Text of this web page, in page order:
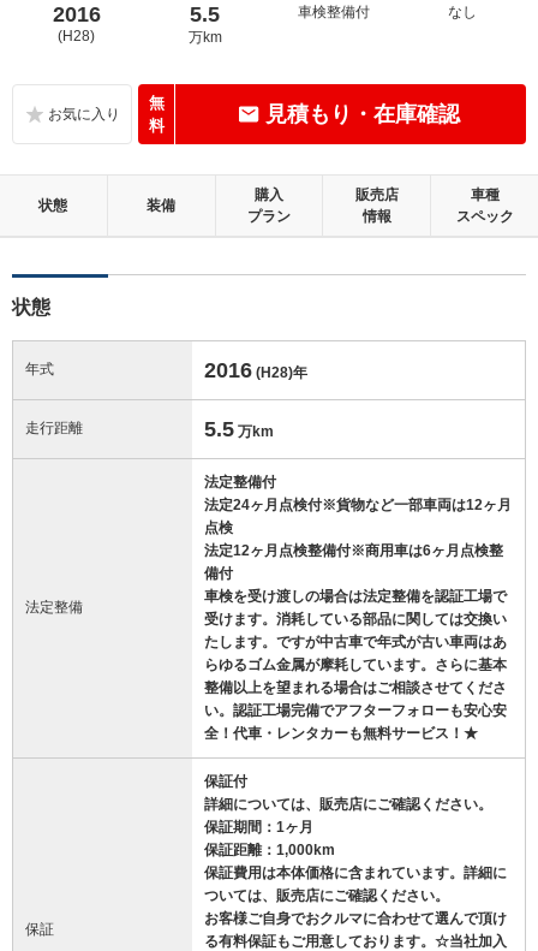
2016
(H28)
5.5
万km
車検整備付
なし
無
料
見積もり・在庫確認
状態 装備
購入
プラン
販売店
情報
車種
スペック
状態
年式 2016 (H28)年
走行距離 5.5 万km
法定整備
法定整備付
法定24ヶ月点検付※貨物など一部車両は12ヶ月
点検
法定12ヶ月点検整備付※商用車は6ヶ月点検整
備付
車検を受け渡しの場合は法定整備を認証工場で
受けます。消耗している部品に関しては交換い
たします。ですが中古車で年式が古い車両はあ
らゆるゴム金属が摩耗しています。さらに基本
整備以上を望まれる場合はご相談させてくださ
い。認証工場完備でアフターフォローも安心安
全！代車・レンタカーも無料サービス！★
保証
保証付
詳細については、販売店にご確認ください。
保証期間：1ヶ月
保証距離：1,000km
保証費用は本体価格に含まれています。詳細に
ついては、販売店にご確認ください。
お客様ご自身でおクルマに合わせて選んで頂け
る有料保証もご用意しております。☆当社加入